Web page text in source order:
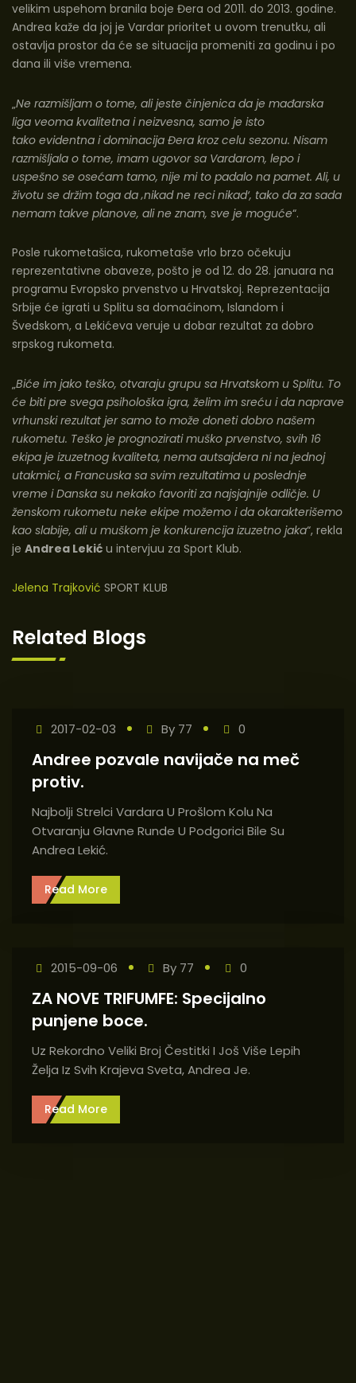
velikim uspehom branila boje Đera od 2011. do 2013. godine.
Andrea kaže da joj je Vardar prioritet u ovom trenutku, ali
ostavlja prostor da će se situacija promeniti za godinu i po
dana ili više vremena.
„Ne razmišljam o tome, ali jeste činjenica da je mađarska
liga veoma kvalitetna i neizvesna, samo je isto
tako evidentna i dominacija Đera kroz celu sezonu. Nisam
razmišljala o tome, imam ugovor sa Vardarom, lepo i
uspešno se osećam tamo, nije mi to padalo na pamet. Ali, u
životu se držim toga da ‚nikad ne reci nikad‘, tako da za sada
nemam takve planove, ali ne znam, sve je moguće“.
Posle rukometašica, rukometaše vrlo brzo očekuju
reprezentativne obaveze, pošto je od 12. do 28. januara na
programu Evropsko prvenstvo u Hrvatskoj. Reprezentacija
Srbije će igrati u Splitu sa domaćinom, Islandom i
Švedskom, a Lekićeva veruje u dobar rezultat za dobro
srpskog rukometa.
„Biće im jako teško, otvaraju grupu sa Hrvatskom u Splitu. To
će biti pre svega psihološka igra, želim im sreću i da naprave
vrhunski rezultat jer samo to može doneti dobro našem
rukometu. Teško je prognozirati muško prvenstvo, svih 16
ekipa je izuzetnog kvaliteta, nema autsajdera ni na jednoj
utakmici, a Francuska sa svim rezultatima u poslednje
vreme i Danska su nekako favoriti za najsjajnije odličje. U
ženskom rukometu neke ekipe možemo i da okarakterišemo
kao slabije, ali u muškom je konkurencija izuzetno jaka“, rekla
je Andrea Lekić u intervjuu za Sport Klub.
Jelena Trajković SPORT KLUB
Related Blogs
2017-02-03 By 77 0
Andree pozvale navijače na meč
protiv.
Najbolji Strelci Vardara U Prošlom Kolu Na
Otvaranju Glavne Runde U Podgorici Bile Su
Andrea Lekić.
Read More
2015-09-06 By 77 0
ZA NOVE TRIFUMFE: Specijalno
punjene boce.
Uz Rekordno Veliki Broj Čestitki I Još Više Lepih
Želja Iz Svih Krajeva Sveta, Andrea Je.
Read More